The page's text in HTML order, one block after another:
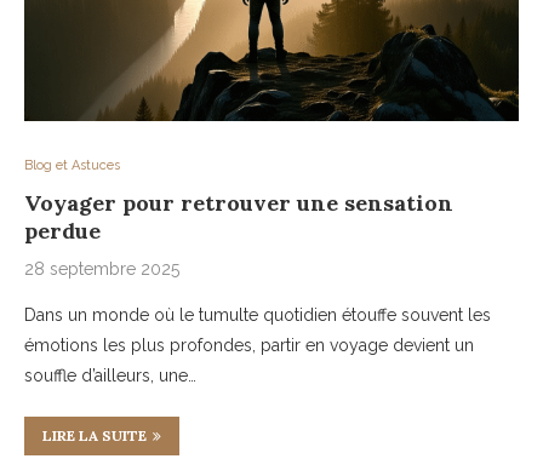
Blog et Astuces
Voyager pour retrouver une sensation
perdue
28 septembre 2025
Dans un monde où le tumulte quotidien étouffe souvent les
émotions les plus profondes, partir en voyage devient un
souffle d’ailleurs, une…
LIRE LA SUITE